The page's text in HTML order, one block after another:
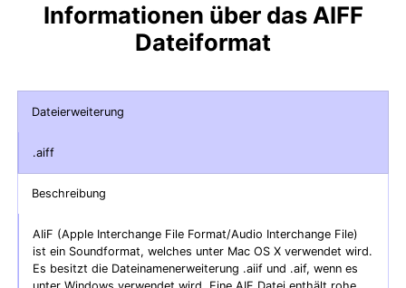
Informationen über das AIFF
Dateiformat
Dateierweiterung
.aiff
Beschreibung
AIiF (Apple Interchange File Format/Audio Interchange File)
ist ein Soundformat, welches unter Mac OS X verwendet wird.
Es besitzt die Dateinamenerweiterung .aiif und .aif, wenn es